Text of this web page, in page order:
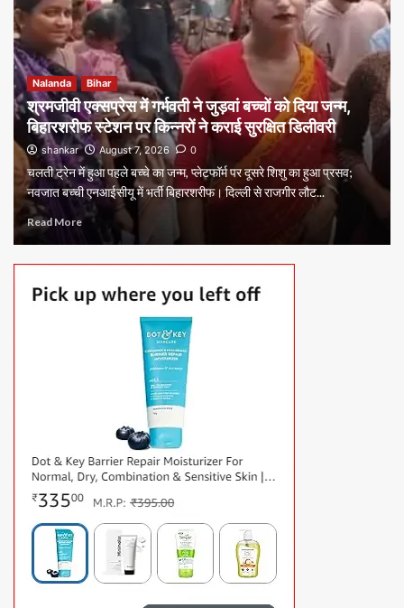
Nalanda Bihar
श्रमजीवी एक्सप्रेस में गर्भवती ने जुड़वां बच्चों को दिया जन्म,
बिहारशरीफ स्टेशन पर किन्नरों ने कराई सुरक्षित डिलीवरी
shankar August 7, 2026 0
चलती ट्रेन में हुआ पहले बच्चे का जन्म, प्लेटफॉर्म पर दूसरे शिशु का हुआ प्रसव;
नवजात बच्ची एनआईसीयू में भर्ती बिहारशरीफ। दिल्ली से राजगीर लौट...
Read More